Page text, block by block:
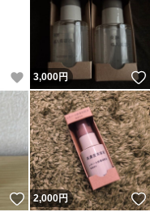
いいね！
3,000円
いいね！
2,000円